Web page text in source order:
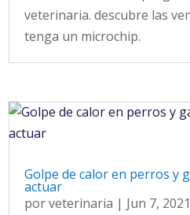
veterinaria. descubre las
tenga un microchip.
Golpe de calor en perros y
actuar
porveterinaria | Jun 7, 2021